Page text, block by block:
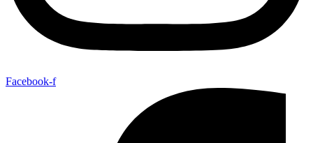
Facebook-f